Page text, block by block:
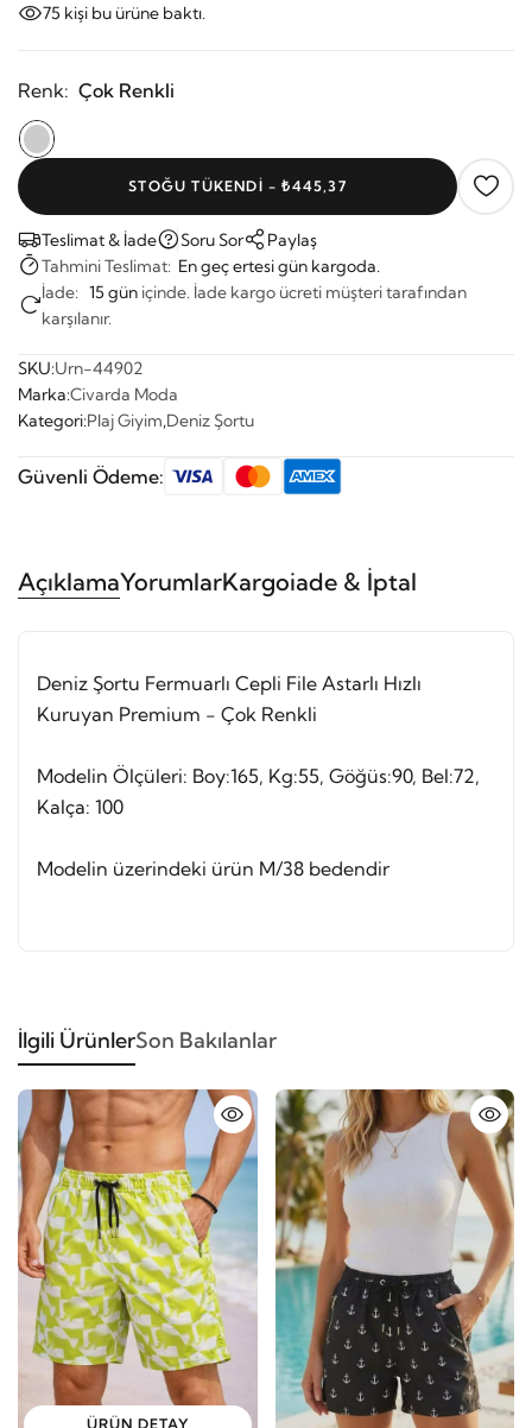
75 kişi bu ürüne baktı.
Renk: Çok Renkli
STOĞU TÜKENDI - ₺445,37
Teslimat & İade Soru Sor
Paylaş
Tahmini Teslimat: En geç ertesi gün kargoda.
İade: 15 gün içinde. İade kargo ücreti müşteri tarafından
karşılanır.
SKU:Urn-44902
Marka:Civarda Moda
Kategori:Plaj Giyim,Deniz Şortu
Güvenli Ödeme:
AçıklamaYorumlarKargoiade & İptal
Deniz Şortu Fermuarlı Cepli File Astarlı Hızlı
Kuruyan Premium - Çok Renkli
Modelin Ölçüleri: Boy:165, Kg:55, Göğüs:90, Bel:72,
Kalça: 100
Modelin üzerindeki ürün M/38 bedendir
İlgili ÜrünlerSon Bakılanlar
ÜRÜN DETAY